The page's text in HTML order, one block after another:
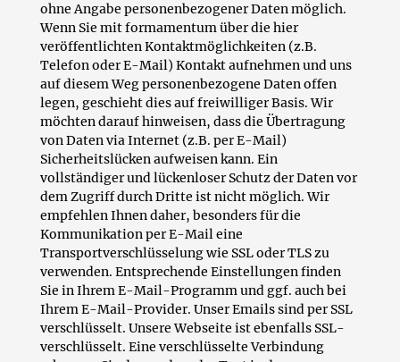
ohne Angabe personenbezogener Daten möglich.
Wenn Sie mit formamentum über die hier
veröffentlichten Kontaktmöglichkeiten (z.B.
Telefon oder E-Mail) Kontakt aufnehmen und uns
auf diesem Weg personenbezogene Daten offen
legen, geschieht dies auf freiwilliger Basis. Wir
möchten darauf hinweisen, dass die Übertragung
von Daten via Internet (z.B. per E-Mail)
Sicherheitslücken aufweisen kann. Ein
vollständiger und lückenloser Schutz der Daten vor
dem Zugriff durch Dritte ist nicht möglich. Wir
empfehlen Ihnen daher, besonders für die
Kommunikation per E-Mail eine
Transportverschlüsselung wie SSL oder TLS zu
verwenden. Entsprechende Einstellungen finden
Sie in Ihrem E-Mail-Programm und ggf. auch bei
Ihrem E-Mail-Provider. Unser Emails sind per SSL
verschlüsselt. Unsere Webseite ist ebenfalls SSL-
verschlüsselt. Eine verschlüsselte Verbindung